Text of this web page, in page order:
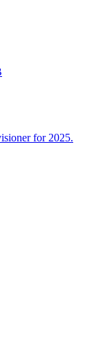
for 2025.